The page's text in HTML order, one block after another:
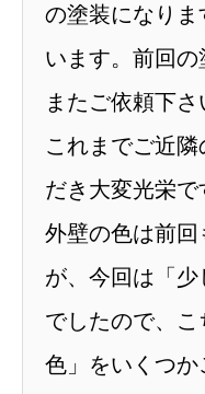
の塗装になり
います。前回の
またご依頼下さ
これまでご近
だき大変光栄で
外壁の色は前
が、今回は「
でしたので、
色」をいくつか